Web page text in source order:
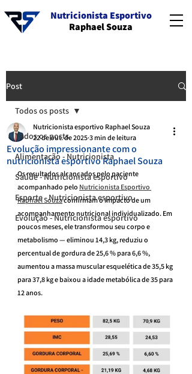
Nutricionista Esportivo
Raphael Souza
Post
Todos os posts
Alimentação - Nutricionista
Saúde - Nutricionista esportivo
Esporte - Nutricionista esportivo
Evolução - Nutricionista esportivo
Todos os posts
Evolução impressionante com o
nutricionista esportivo Raphael Souza
Nutricionista esportivo Raphael Souza
22 de out. de 2025 3 min de leitura
Os resultados alcançados pelo paciente
acompanhado pelo Nutricionista Esportivo
Raphael Souza confirmam o impacto de um
acompanhamento nutricional individualizado. Em
poucos meses, ele transformou seu corpo e
metabolismo — eliminou 14,3 kg, reduziu o
percentual de gordura de 25,6 % para 6,6 %,
aumentou a massa muscular esquelética de 35,5 kg
para 37,8 kg e baixou a idade metabólica de 35 para
12 anos.